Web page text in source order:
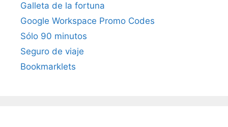
Galleta de la fortuna
Google Workspace Promo Codes
Sólo 90 minutos
Seguro de viaje
Bookmarklets